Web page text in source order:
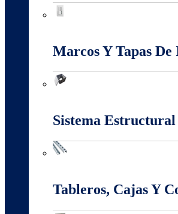
Marcos Y Tapas De
Sistema Estructural
Tableros, Cajas Y